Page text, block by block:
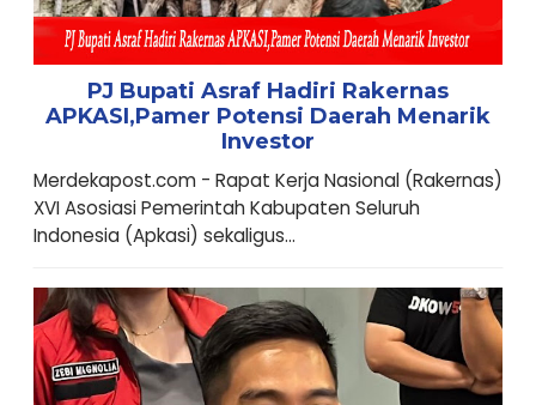
PJ Bupati Asraf Hadiri Rakernas
APKASI,Pamer Potensi Daerah Menarik
Investor
Merdekapost.com - Rapat Kerja Nasional (Rakernas)
XVI Asosiasi Pemerintah Kabupaten Seluruh
Indonesia (Apkasi) sekaligus...